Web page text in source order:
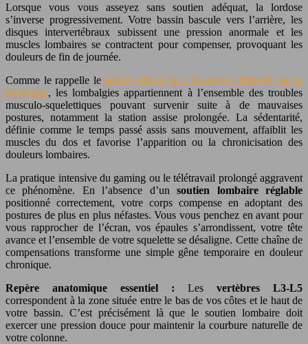
Lorsque vous vous asseyez sans soutien adéquat, la lordose
s’inverse progressivement. Votre bassin bascule vers l’arrière, les
disques intervertébraux subissent une pression anormale et les
muscles lombaires se contractent pour compenser, provoquant les
douleurs de fin de journée.
Comme le rappelle le portail officiel de l’Assurance Maladie sur la
lombalgie, les lombalgies appartiennent à l’ensemble des troubles
musculo-squelettiques pouvant survenir suite à de mauvaises
postures, notamment la station assise prolongée. La sédentarité,
définie comme le temps passé assis sans mouvement, affaiblit les
muscles du dos et favorise l’apparition ou la chronicisation des
douleurs lombaires.
La pratique intensive du gaming ou le télétravail prolongé aggravent
ce phénomène. En l’absence d’unsoutien lombaire réglable
positionné correctement, votre corps compense en adoptant des
postures de plus en plus néfastes. Vous vous penchez en avant pour
vous rapprocher de l’écran, vos épaules s’arrondissent, votre tête
avance et l’ensemble de votre squelette se désaligne. Cette chaîne de
compensations transforme une simple gêne temporaire en douleur
chronique.
Repère anatomique essentiel : Les vertèbres L3-L5
correspondent à la zone située entre le bas de vos côtes et le haut de
votre bassin. C’est précisément là que le soutien lombaire doit
exercer une pression douce pour maintenir la courbure naturelle de
votre colonne.